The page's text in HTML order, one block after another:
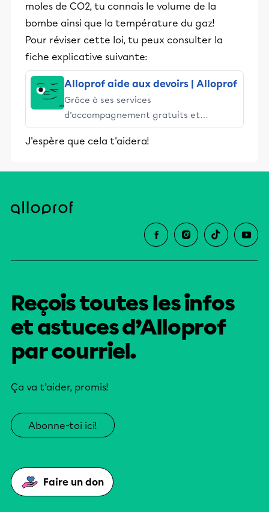
moles de CO2, tu connais le volume de la
bombe ainsi que la température du gaz!
Pour réviser cette loi, tu peux consulter la
fiche explicative suivante:
Alloprof aide aux devoirs | Alloprof
Grâce à ses services
d’accompagnement gratuits et
stimulants, Alloprof engage les élèves
et leurs parents dans la réussite
J'espère que cela t'aidera!
Reçois toutes les infos
et astuces d’Alloprof
par courriel.
Ça va t’aider, promis!
Abonne-toi ici!
Faire un don